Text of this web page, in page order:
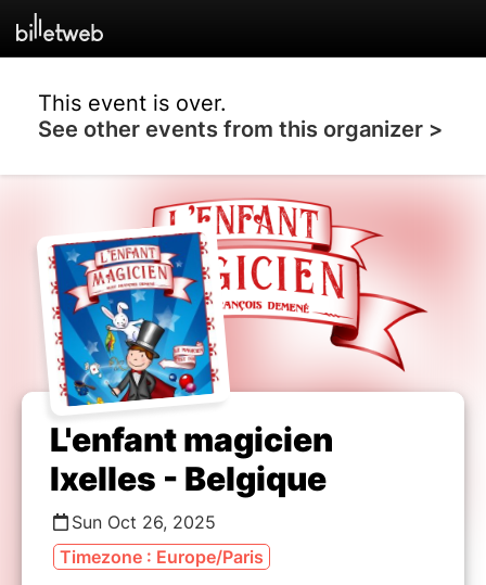
This event is over.
See other events from this organizer >
L'enfant magicien
Ixelles - Belgique
Sun Oct 26, 2025
Timezone : Europe/Paris